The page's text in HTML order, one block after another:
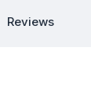
Reviews